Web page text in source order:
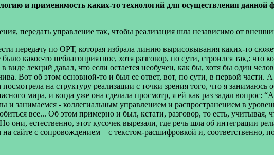
и применимость каких-то технологий для осуществления
передать управление так, чтобы реализация шла независимо от
передачу по ОРТ, которая избрала линию вырисовывания каких-то
какое-то неблагоприятное, хотя разговор, по сути, строился так,:
виде лекций давал, что если остается необучен, как бы, хотя бы один
Вот об этом основной-то и был ее ответ, вот, по сути, в первой
посмотрела на структуру реализации с точки зрения того, что я
мира, и когда уже она сделала просмотр, я ей как раз задал вопрос:
и занимаемся - коллегиальным управлением и распространением в
все... Об этом примерно и был, кстати, разговор, то есть,
они, естественно, этот кусочек вырезали, где речь шла об интеграции
сайте с сопровождением – с текстом-расшифровкой и, соответственно,